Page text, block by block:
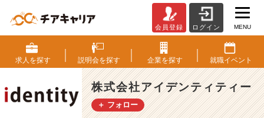
論
【株
式
会
社
ア
会員登録 ログイン MENU
求人を探す 説明会を探す 企業を探す 就職イベント
株式会社アイデンティティー
＋ フォロー